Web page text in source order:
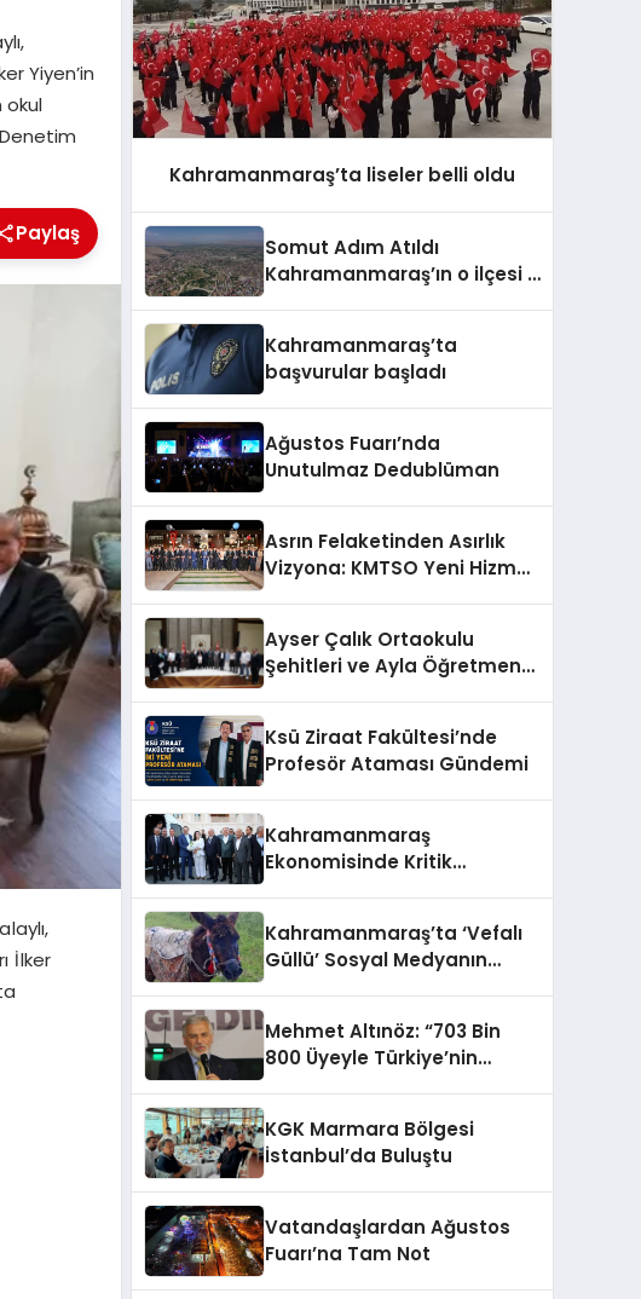
Yiyen’in
Paylaş
İlker
Kahramanmaraş’ta liseler belli oldu
Somut Adım Atıldı
Kahramanmaraş’ın o ilçesi il
Kahramanmaraş’ta
başvurular başladı
Ağustos Fuarı’nda
Unutulmaz Dedublüman
Asrın Felaketinden Asırlık
Vizyona: KMTSO Yeni Hizmet
Ayser Çalık Ortaokulu
Şehitleri ve Ayla Öğretmen
Ksü Ziraat Fakültesi’nde
Profesör Ataması Gündemi
Kahramanmaraş
Ekonomisinde Kritik
Kahramanmaraş’ta ‘Vefalı
Güllü’ Sosyal Medyanın
Mehmet Altınöz: “703 Bin
800 Üyeyle Türkiye’nin
KGK Marmara Bölgesi
İstanbul’da Buluştu
Vatandaşlardan Ağustos
Fuarı’na Tam Not